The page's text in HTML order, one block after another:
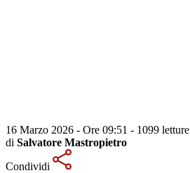
16 Marzo 2026 - Ore 09:51 - 1099 letture
di Salvatore Mastropietro
Condividi